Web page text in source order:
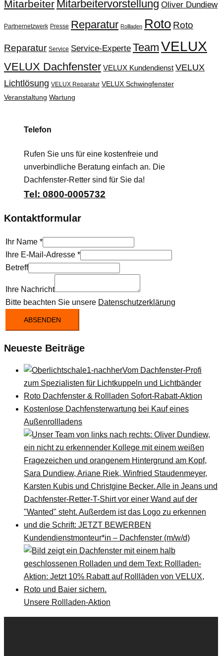
Mitarbeiter Mitarbeitervorstellung Oliver Dundiew
Partnernetzwerk Presse Reparatur Rollladen Roto Roto
Reparatur Service Service-Experte Team VELUX
VELUX Dachfenster VELUX Kundendienst VELUX
Lichtlösung VELUX Reparatur VELUX Schwingfenster
Veranstaltung Wartung
Telefon
Rufen Sie uns für eine kostenfreie und
unverbindliche Beratung einfach an. Die
Dachfenster-Retter sind für Sie da!
Tel: 0800-0005732
Kontaktformular
Ihr Name *
Ihre E-Mail-Adresse *
Betreff
Ihre Nachricht
Bitte beachten Sie unsere Datenschutzerklärung
ABSENDEN
Neueste Beiträge
Vom Dachfenster-Profi
zum Spezialisten für Lichtkuppeln und Lichtbänder
Roto Dachfenster & Rollladen Sofort-Rabatt-Aktion
Kostenlose Dachfensterwartung bei Kauf eines
Außenrollladens
Kundendienstmonteur*in – Dachfenster (m/w/d)
Unsere Rollladen-Aktion